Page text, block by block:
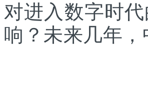
对进入数字时
响？未来几年